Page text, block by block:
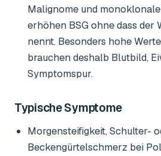
Malignome und
erhöhen BSG ohne dass der
nennt. Besonders hohe
brauchen deshalb Blutbild,
Symptomspur.
Typische Symptome
Morgensteifigkeit, Schulter-
Beckengürtelschmerz bei